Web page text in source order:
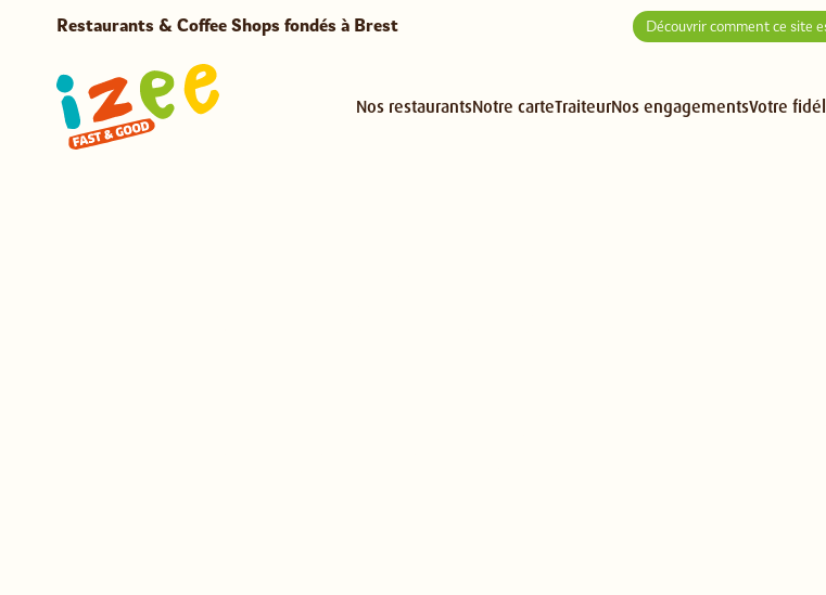
Restaurants & Coffee Shops fondés à Brest Découvrir comment ce site
Nos restaurantsNotre carteTraiteurNos engagementsVotre